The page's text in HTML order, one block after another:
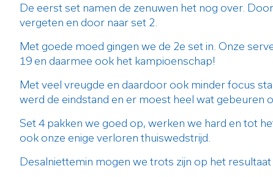
De eerst set namen de zenuwen het nog over.
vergeten en door naar set 2.
Met goede moed gingen we de 2e set in. Onze
19 en daarmee ook het kampioenschap!
Met veel vreugde en daardoor ook minder focus
werd de eindstand en er moest heel wat gebeuren
Set 4 pakken we goed op, werken we hard en tot
ook onze enige verloren thuiswedstrijd.
Desalniettemin mogen we trots zijn op het